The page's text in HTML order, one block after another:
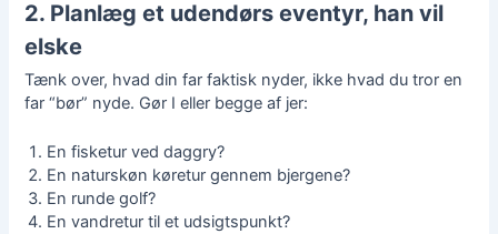
2. Planlæg et udendørs eventyr, han vil
elske
Tænk over, hvad din far faktisk nyder, ikke hvad du tror en
far “bør” nyde. Gør I eller begge af jer:
En fisketur ved daggry?
En naturskøn køretur gennem bjergene?
En runde golf?
En vandretur til et udsigtspunkt?